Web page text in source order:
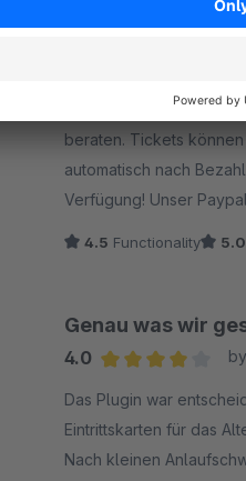
Fast Perfektes
Average rating
Wer eine einfach zu
beraten. Tickets
automatisch nach
Verfügung! Unser
4.5 Functionality 5.0
Genau was wir
4.0
Das Plugin war
Eintrittskarten für das
Nach kleinen